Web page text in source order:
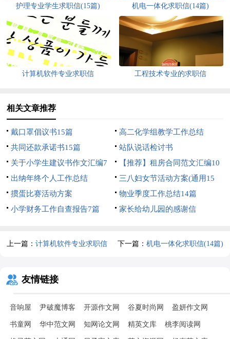
护理专业学生求职信(15篇) 机电一体化求职信(14篇)
计算机软件专业求职信 工程技术专业的求职信
相关文章推荐
戴口罩倡议书15篇
高二化学组教学工作总结
共同还款承诺书15篇
站队说话检讨书
关于小学生建议书作文汇编7
篇
【推荐】租房合同范文汇编10
篇
出纳年终个人工作总结
三八妇女节活动方案(通用15
篇)
掼蛋比赛活动方案
物业季度工作总结14篇
小学财务工作自查报告7篇
家长给幼儿园的感谢信
上一篇：计算机软件专业求职信 下一篇： 机电一体化求职信(14篇)
友情链接
音响屋 尹破魔博客 开源作文网 谷夏时尚网 盈妍作文网
书童网 华中范文网 知网论文网 精英文库 桃李阅读网